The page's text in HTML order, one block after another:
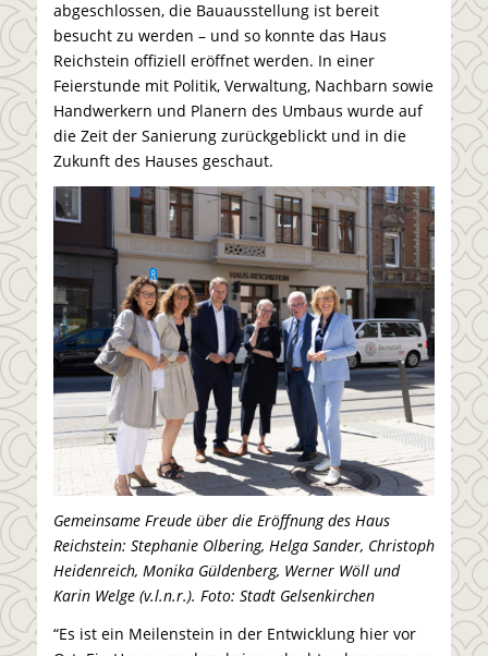
abgeschlossen, die Bauausstellung ist bereit
besucht zu werden – und so konnte das Haus
Reichstein offiziell eröffnet werden. In einer
Feierstunde mit Politik, Verwaltung, Nachbarn sowie
Handwerkern und Planern des Umbaus wurde auf
die Zeit der Sanierung zurückgeblickt und in die
Zukunft des Hauses geschaut.
Gemeinsame Freude über die Eröffnung des Haus
Reichstein: Stephanie Olbering, Helga Sander, Christoph
Heidenreich, Monika Güldenberg, Werner Wöll und
Karin Welge (v.l.n.r.). Foto: Stadt Gelsenkirchen
“Es ist ein Meilenstein in der Entwicklung hier vor